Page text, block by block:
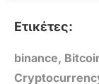
Ετικέτες:
binance,